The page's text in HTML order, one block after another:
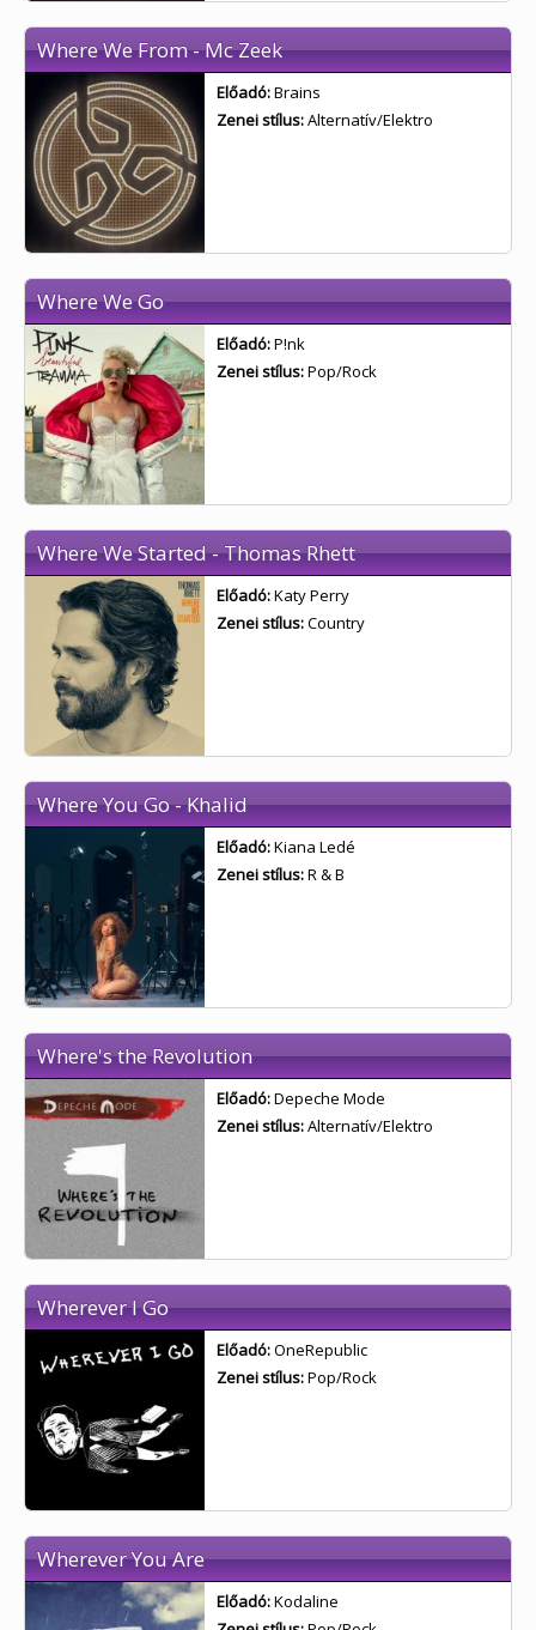
Where We From - Mc Zeek
Előadó:Brains
Zenei stílus:Alternatív/Elektro
Where We Go
Előadó:P!nk
Zenei stílus:Pop/Rock
Where We Started - Thomas Rhett
Előadó:Katy Perry
Zenei stílus:Country
Where You Go - Khalid
Előadó:Kiana Ledé
Zenei stílus:R & B
Where's the Revolution
Előadó:Depeche Mode
Zenei stílus:Alternatív/Elektro
Wherever I Go
Előadó:OneRepublic
Zenei stílus:Pop/Rock
Wherever You Are
Előadó:Kodaline